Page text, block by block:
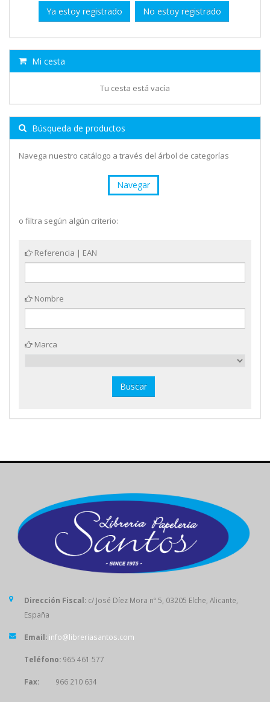
Ya estoy registrado No estoy registrado
Mi cesta
Tu cesta está vacía
Búsqueda de productos
Navega nuestro catálogo a través del árbol de categorías
Navegar
o filtra según algún criterio:
Referencia | EAN
Nombre
Marca
Dirección Fiscal: c/ José Díez Mora nº 5, 03205 Elche, Alicante,
España
Email: info@libreriasantos.com
Teléfono: 965 461 577
Fax: 966 210 634